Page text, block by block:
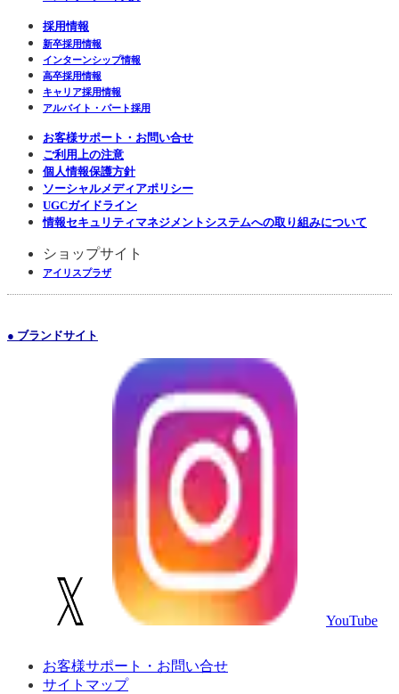
採用情報
新卒採用情報
インターンシップ情報
高卒採用情報
キャリア採用情報
アルバイト・パート採用
お客様サポート・お問い合せ
ご利用上の注意
個人情報保護方針
ソーシャルメディアポリシー
UGCガイドライン
情報セキュリティマネジメントシステムへの取り組みについて
ショップサイト
アイリスプラザ
● ブランドサイト
YouTube
お客様サポート・お問い合せ
サイトマップ